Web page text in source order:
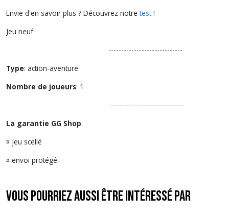
Envie d'en savoir plus ? Découvrez notretest!
Jeu neuf
-----------------------------
Type: action-aventure
Nombre de joueurs: 1
-----------------------------
La garantie GG Shop:
¤ jeu scellé
¤ envoi protégé
Vous pourriez aussi être intéressé par